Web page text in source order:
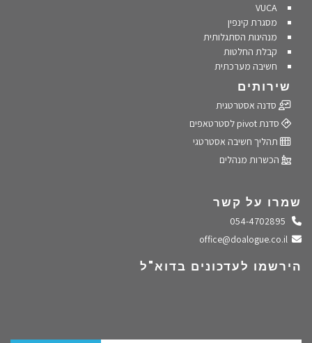
VUCA
מסגרת קינפין
מנהיגות הסתגלותית
קבלת החלטות
חשיבה מערכתית
שירותים
סדנה אסטרטגית
סדנת pivot לסטרטאפים
תהליך חשיבה אסטרטגי
הכשרות מנהלים
שמרו על קשר
התקשרו אלינו
שלחו מייל
הירשמו לעדכונים בדוא"ל